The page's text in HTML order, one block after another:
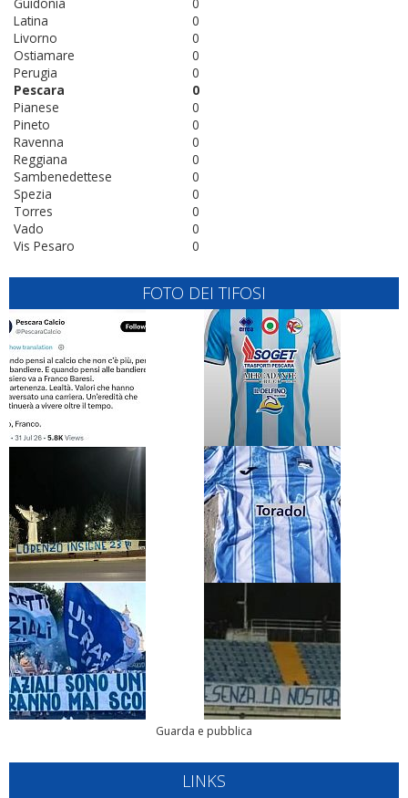
0
Latina
0
Livorno
0
Ostiamare
0
Perugia
0
Pescara
0
Pianese
0
Pineto
0
Ravenna
0
Reggiana
0
Sambenedettese
0
Spezia
0
Torres
0
Vado
0
Vis Pesaro
FOTO DEI TIFOSI
Guarda e pubblica
LINKS